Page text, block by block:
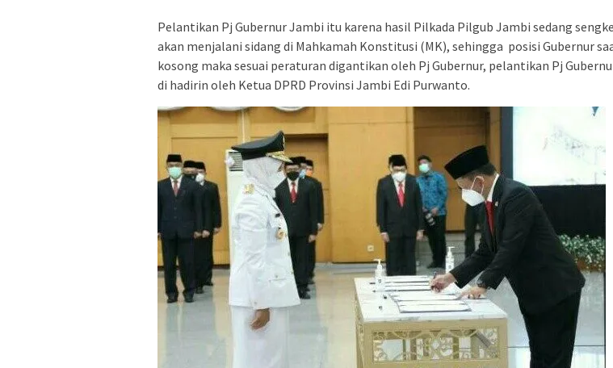
Pelantikan Pj Gubernur Jambi itu karena hasil Pilkada Pilgub Jambi sedang
akan menjalani sidang di Mahkamah Konstitusi (MK), sehingga posisi Gubernur
kosong maka sesuai peraturan digantikan oleh Pj Gubernur, pelantikan Pj
di hadirin oleh Ketua DPRD Provinsi Jambi Edi Purwanto.